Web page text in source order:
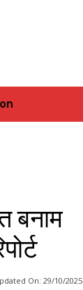
बनाम
On: 29/10/2025